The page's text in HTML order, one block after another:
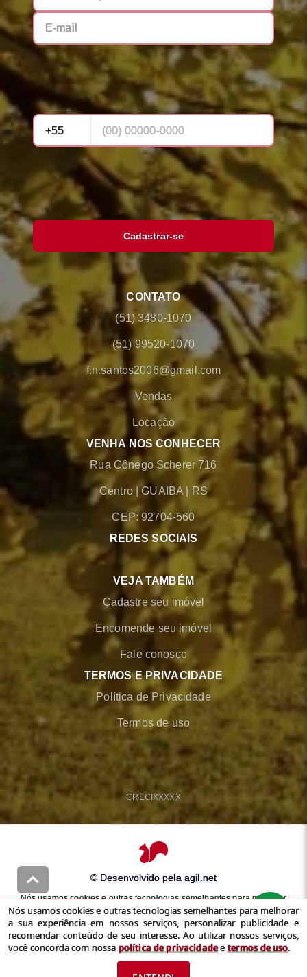
Cadastrar-se
CONTATO
(51) 3480-1070
(51) 99520-1070
f.n.santos2006@gmail.com
Vendas
Locação
VENHA NOS CONHECER
Rua Cônego Scherer 716
Centro |GUAIBA RS
CEP: 92704-560
REDES SOCIAIS
VEJA TAMBÉM
Cadastre seu imóvel
Encomende seu imóvel
Fale conosco
TERMOS E PRIVACIDADE
Política de Privacidade
Termos de uso
CRECIXXXXX
© Desenvolvido pela agil.net
Nós usamos cookies e outras tecnologias semelhantes para melhorar
a sua experiência em nossos serviços, personalizar publicidade e
recomendar conteúdo de seu interesse. Ao utilizar nossos serviços,
você concorda com nossapolítica de privacidadeetermos de uso
Nós usamos cookies e outras tecnologias semelhantes para melhorar
a sua experiência em nossos serviços, personalizar publicidade e
recomendar conteúdo de seu interesse. Ao utilizar nossos serviços,
você concorda com nossa política de privacidadeetermos de uso.